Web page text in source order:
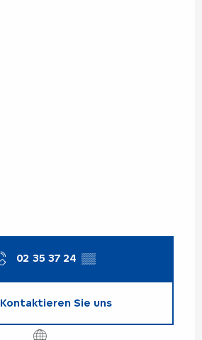
02 35 37 24 ▒▒
Kontaktieren Sie uns